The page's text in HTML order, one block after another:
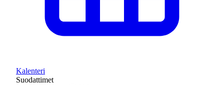
Kalenteri
Suodattimet